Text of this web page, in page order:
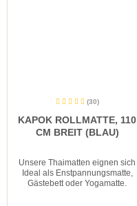
(30)
KAPOK ROLLMATTE, 110
CM BREIT (BLAU)
Unsere Thaimatten eignen sich
Ideal als Enstpannungsmatte,
Gästebett oder Yogamatte.